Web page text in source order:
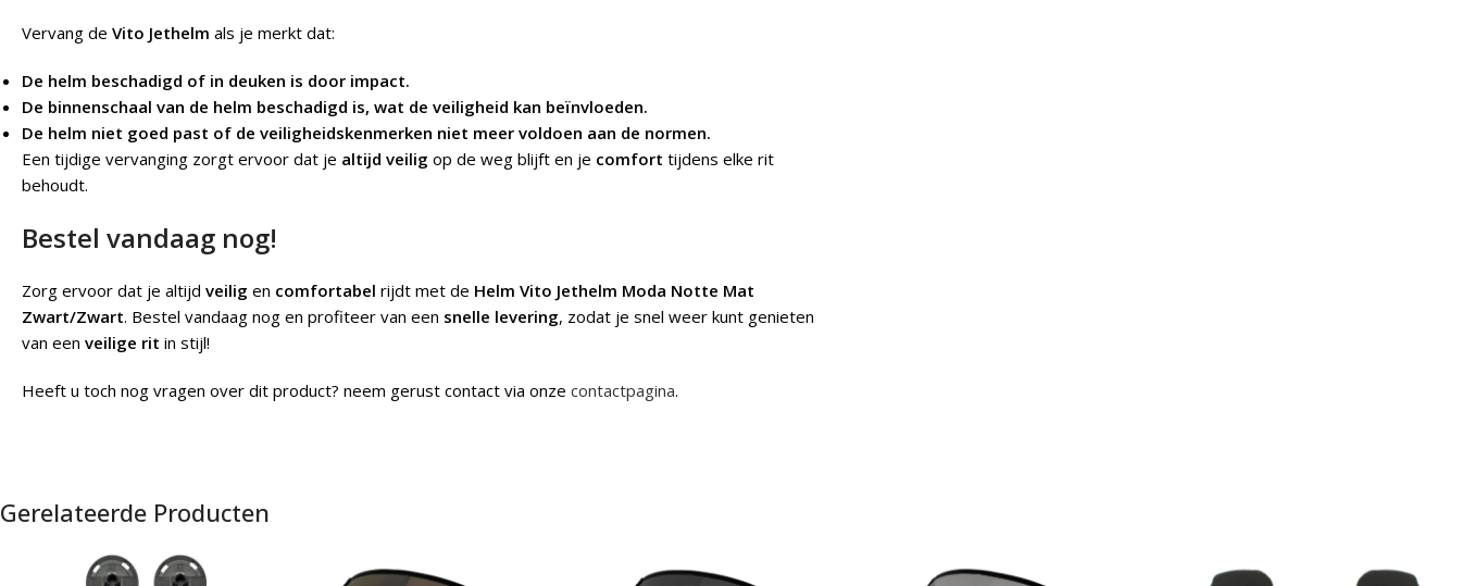
Vervang de Vito Jethelm als je merkt dat:
De helm beschadigd of in deuken is door impact.
De binnenschaal van de helm beschadigd is, wat de veiligheid kan beïnvloeden.
De helm niet goed past of de veiligheidskenmerken niet meer voldoen aan de normen.
Een tijdige vervanging zorgt ervoor dat je altijd veilig op de weg blijft en je comfort tijdens elke rit
behoudt.
Bestel vandaag nog!
Zorg ervoor dat je altijd veilig en comfortabel rijdt met de Helm Vito Jethelm Moda Notte Mat
Zwart/Zwart. Bestel vandaag nog en profiteer van een snelle levering, zodat je snel weer kunt genieten
van een veilige rit in stijl!
Heeft u toch nog vragen over dit product? neem gerust contact via onze contactpagina.
Gerelateerde Producten